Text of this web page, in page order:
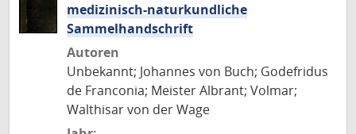
medizinisch-naturkundliche
Sammelhandschrift
Autoren
Unbekannt; Johannes von Buch; Godefridus
de Franconia; Meister Albrant; Volmar;
Walthisar von der Wage